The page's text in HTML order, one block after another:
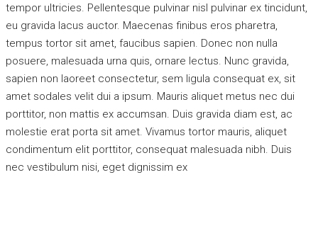
tempor ultricies. Pellentesque pulvinar nisl pulvinar ex tincidunt,
eu gravida lacus auctor. Maecenas finibus eros pharetra,
tempus tortor sit amet, faucibus sapien. Donec non nulla
posuere, malesuada urna quis, ornare lectus. Nunc gravida,
sapien non laoreet consectetur, sem ligula consequat ex, sit
amet sodales velit dui a ipsum. Mauris aliquet metus nec dui
porttitor, non mattis ex accumsan. Duis gravida diam est, ac
molestie erat porta sit amet. Vivamus tortor mauris, aliquet
condimentum elit porttitor, consequat malesuada nibh. Duis
nec vestibulum nisi, eget dignissim ex